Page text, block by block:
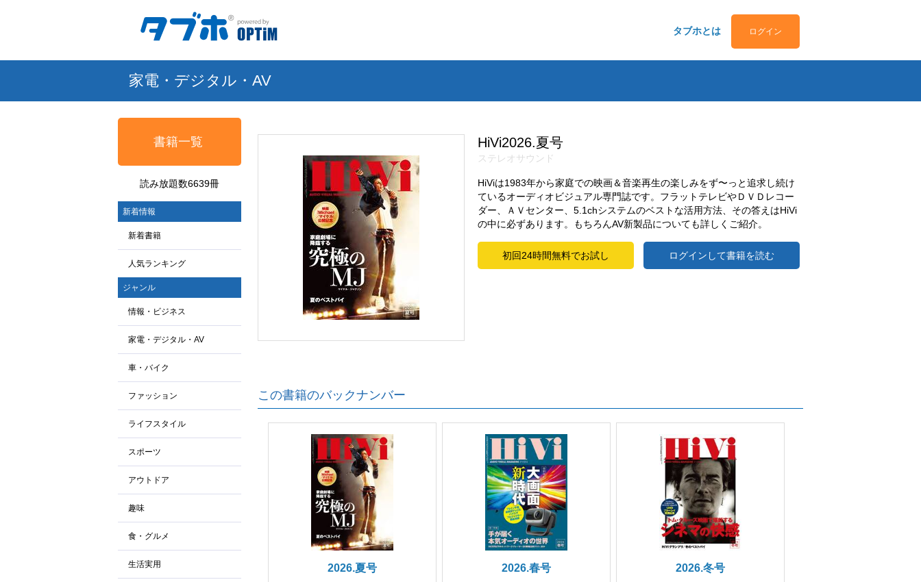
タブホとは ログイン
家電・デジタル・AV
書籍一覧
読み放題数6639冊
新着情報
新着書籍
人気ランキング
ジャンル
情報・ビジネス
家電・デジタル・AV
車・バイク
ファッション
ライフスタイル
スポーツ
アウトドア
趣味
食・グルメ
生活実用
HiVi2026.夏号
ステレオサウンド
HiViは1983年から家庭での映画＆音楽再生の楽しみをず〜っと追求し続け
ているオーディオビジュアル専門誌です。フラットテレビやＤＶＤレコー
ダー、ＡＶセンター、5.1chシステムのベストな活用方法、その答えはHiVi
の中に必ずあります。もちろんAV新製品についても詳しくご紹介。
初回24時間無料でお試し ログインして書籍を読む
この書籍のバックナンバー
2026.夏号 2026.春号 2026.冬号